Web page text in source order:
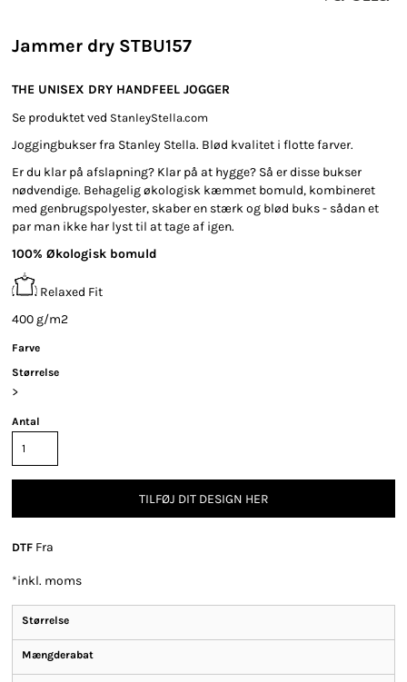
Jammer dry STBU157
THE UNISEX DRY HANDFEEL JOGGER
Se produktet ved StanleyStella.com
Joggingbukser fra Stanley Stella. Blød kvalitet i flotte farver.
Er du klar på afslapning? Klar på at hygge? Så er disse bukser
nødvendige. Behagelig økologisk kæmmet bomuld, kombineret
med genbrugspolyester, skaber en stærk og blød buks - sådan et
par man ikke har lyst til at tage af igen.
100% Økologisk bomuld
Relaxed Fit
400 g/m2
Farve
Størrelse
>
Antal
TILFØJ DIT DESIGN HER
DTF Fra
*inkl. moms
Størrelse
Mængderabat